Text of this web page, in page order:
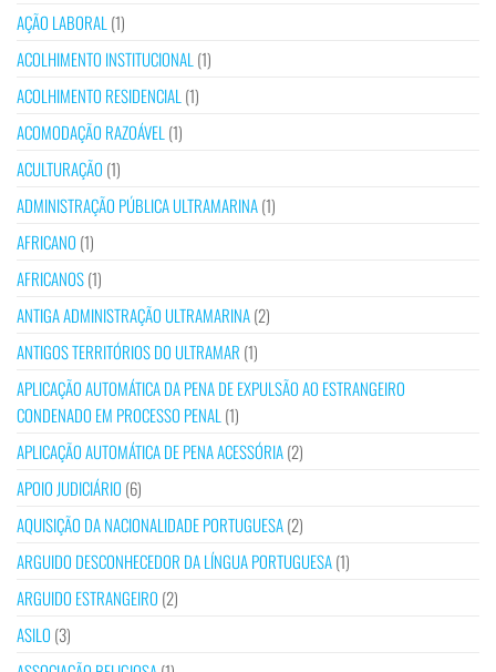
AÇÃO LABORAL(1)
ACOLHIMENTO INSTITUCIONAL(1)
ACOLHIMENTO RESIDENCIAL(1)
ACOMODAÇÃO RAZOÁVEL(1)
ACULTURAÇÃO (1)
ADMINISTRAÇÃO PÚBLICA ULTRAMARINA(1)
AFRICANO (1)
AFRICANOS(1)
ANTIGA ADMINISTRAÇÃO ULTRAMARINA(2)
ANTIGOS TERRITÓRIOS DO ULTRAMAR (1)
APLICAÇÃO AUTOMÁTICA DA PENA DE EXPULSÃO AO ESTRANGEIRO
CONDENADO EM PROCESSO PENAL(1)
APLICAÇÃO AUTOMÁTICA DE PENA ACESSÓRIA(2)
APOIO JUDICIÁRIO (6)
AQUISIÇÃO DA NACIONALIDADE PORTUGUESA(2)
ARGUIDO DESCONHECEDOR DA LÍNGUA PORTUGUESA(1)
ARGUIDO ESTRANGEIRO (2)
ASILO (3)